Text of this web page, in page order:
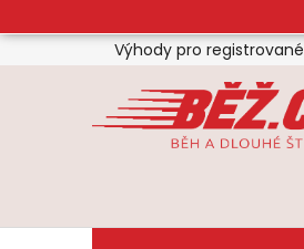
na
obsah
Výhody pro registrované